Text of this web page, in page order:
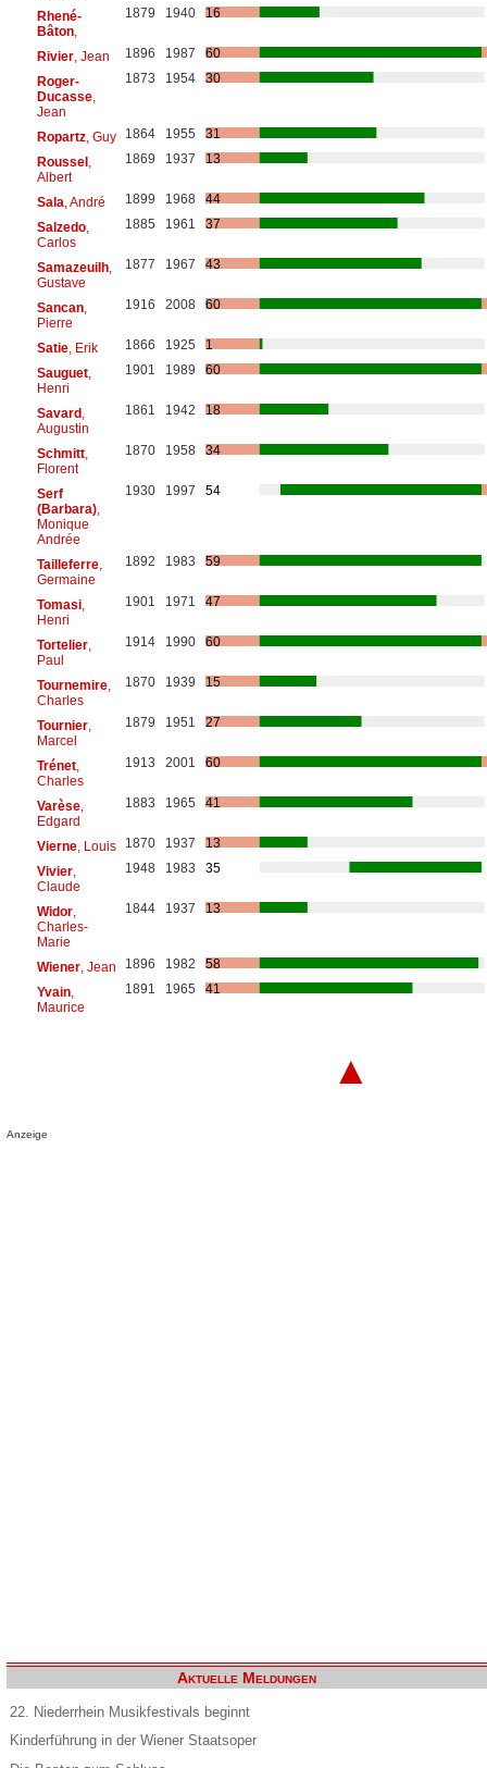
Rhené-
Bâton,
1879 1940 16
Rivier, Jean 1896 1987
60
Roger-
Ducasse,
Jean
1873 1954 30
Ropartz, Guy 1864 1955
31
Roussel,
Albert
1869 1937 13
Sala , André 1899 1968
44
Salzedo,
Carlos
1885 1961 37
Samazeuilh,
Gustave
1877 1967 43
Sancan,
Pierre
1916 2008 60
Satie, Erik 1866 1925
1
Sauguet,
Henri
1901 1989 60
Savard,
Augustin
1861 1942 18
Schmitt,
Florent
1870 1958 34
Serf
(Barbara),
Monique
Andrée
1930 1997 54
Tailleferre,
Germaine
1892 1983 59
Tomasi,
Henri
1901 1971 47
Tortelier,
Paul
1914 1990 60
Tournemire,
Charles
1870 1939 15
Tournier,
Marcel
1879 1951 27
Trénet,
Charles
1913 2001 60
Varèse,
Edgard
1883 1965 41
Vierne, Louis 1870 1937
13
Vivier,
Claude
1948 1983 35
Widor,
Charles-
Marie
1844 1937 13
Wiener, Jean 1896 1982
58
Yvain,
Maurice
1891 1965 41
▲
Anzeige
Aktuelle Meldungen
22. Niederrhein Musikfestivals beginnt
Kinderführung in der Wiener Staatsoper